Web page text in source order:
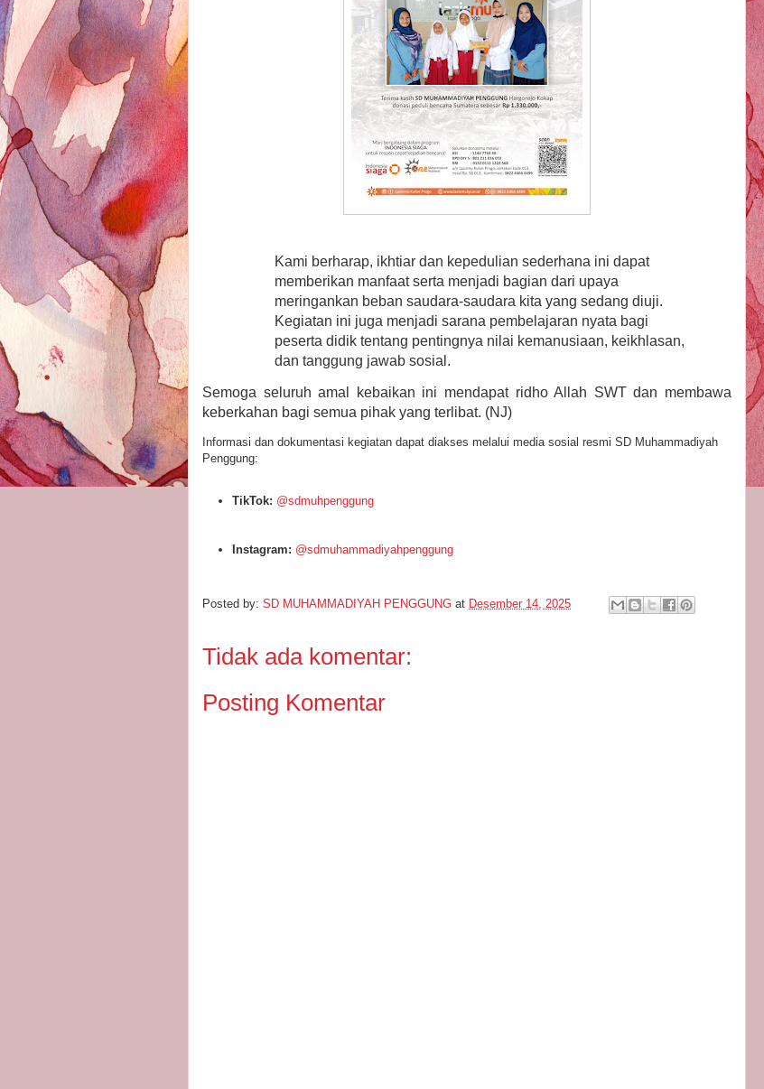
Kami berharap, ikhtiar dan kepedulian sederhana ini dapat
memberikan manfaat serta menjadi bagian dari upaya
meringankan beban saudara-saudara kita yang sedang diuji.
Kegiatan ini juga menjadi sarana pembelajaran nyata bagi
peserta didik tentang pentingnya nilai kemanusiaan, keikhlasan,
dan tanggung jawab sosial.
Semoga seluruh amal kebaikan ini mendapat ridho Allah SWT dan membawa
keberkahan bagi semua pihak yang terlibat. (NJ)
Informasi dan dokumentasi kegiatan dapat diakses melalui media sosial resmi SD Muhammadiyah
Penggung:
TikTok: @sdmuhpenggung
Instagram: @sdmuhammadiyahpenggung
Posted by: SD MUHAMMADIYAH PENGGUNG at Desember 14, 2025
Tidak ada komentar:
Posting Komentar